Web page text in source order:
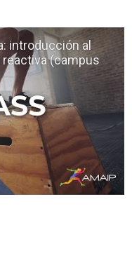
introducción al
(campus